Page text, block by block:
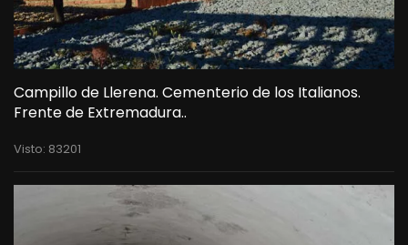
Campillo de Llerena. Cementerio de los Italianos.
Frente de Extremadura..
Visto: 83201